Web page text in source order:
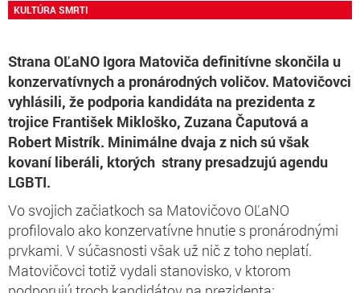
KULTÚRA SMRTI
Strana OĽaNO Igora Matoviča definitívne skončila u
konzervatívnych a pronárodných voličov. Matovičovci
vyhlásili, že podporia kandidáta na prezidenta z
trojice František Mikloško, Zuzana Čaputová a
Robert Mistrík. Minimálne dvaja z nich sú však
kovaní liberáli, ktorých strany presadzujú agendu
LGBTI.
Vo svojich začiatkoch sa Matovičovo OĽaNO
profilovalo ako konzervatívne hnutie s pronárodnými
prvkami. V súčasnosti však už nič z toho neplatí.
Matovičovci totiž vydali stanovisko, v ktorom